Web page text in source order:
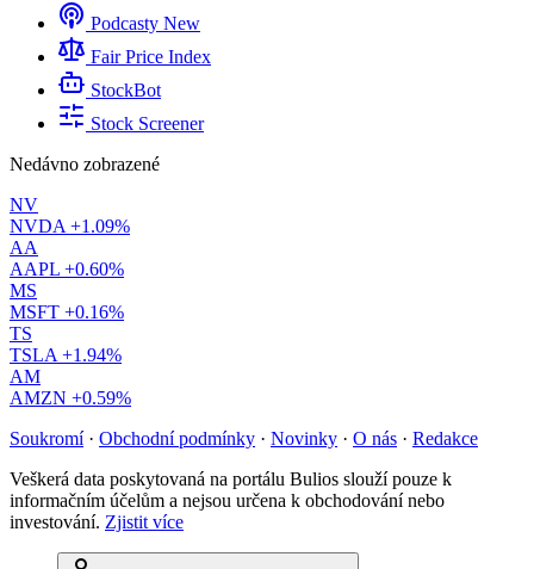
Podcasty New
Fair Price Index
StockBot
Stock Screener
Nedávno zobrazené
NV
NVDA +1.09%
AA
AAPL +0.60%
MS
MSFT +0.16%
TS
TSLA +1.94%
AM
AMZN +0.59%
Soukromí · Obchodní podmínky · Novinky · O nás · Redakce
Veškerá data poskytovaná na portálu Bulios slouží pouze k
informačním účelům a nejsou určena k obchodování nebo
investování. Zjistit více